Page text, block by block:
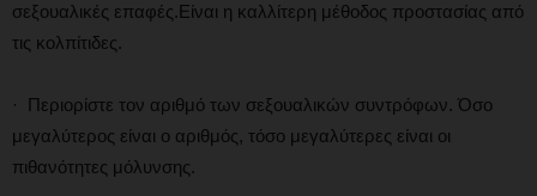
σεξουαλικές επαφές.Είναι η καλλίτερη μέθοδος προστασίας από
τις κολπίτιδες.
· Περιορίστε τον αριθμό των σεξουαλικών συντρόφων. Όσο
μεγαλύτερος είναι ο αριθμός, τόσο μεγαλύτερες είναι οι
πιθανότητες μόλυνσης.